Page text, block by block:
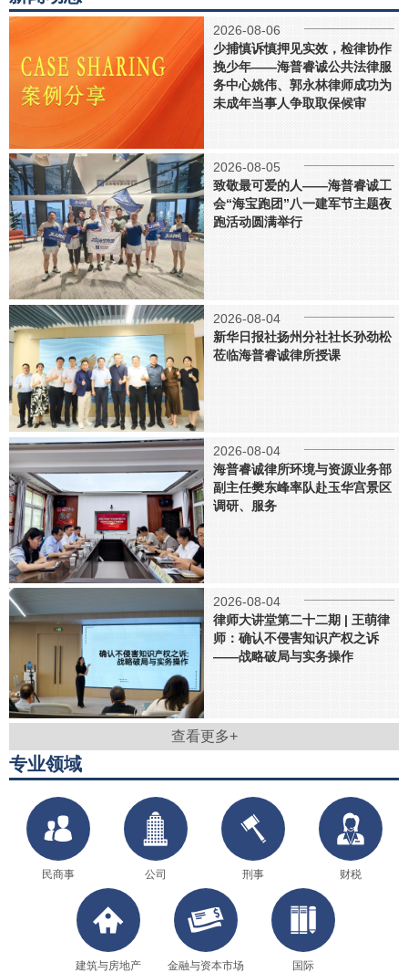
2026-08-06
少捕慎诉慎押见实效，检律协作
挽少年——海普睿诚公共法律服
务中心姚伟、郭永林律师成功为
未成年当事人争取取保候审
2026-08-05
致敬最可爱的人——海普睿诚工
会“海宝跑团”八一建军节主题夜
跑活动圆满举行
2026-08-04
新华日报社扬州分社社长孙劲松
莅临海普睿诚律所授课
2026-08-04
海普睿诚律所环境与资源业务部
副主任樊东峰率队赴玉华宫景区
调研、服务
2026-08-04
律师大讲堂第二十二期 | 王萌律
师：确认不侵害知识产权之诉
——战略破局与实务操作
查看更多+
专业领域
民商事 公司 刑事 财税
建筑与房地产 金融与资本市场 国际